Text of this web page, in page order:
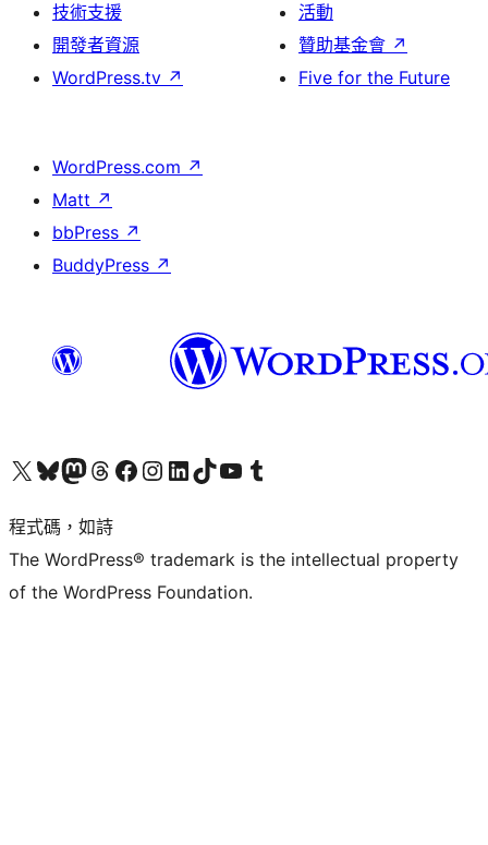
技術支援
開發者資源
WordPress.tv ↗
活動
贊助基金會 ↗
Five for the Future
WordPress.com ↗
Matt ↗
bbPress ↗
BuddyPress ↗
查看我們的 X (之前的 Twitter) 帳號造訪我們的 Bluesky 帳號造訪我們的 Mastodon 帳號造訪我們的 Threads 帳號 造訪我們的 Facebook 粉絲專頁Visit our Instagram account
Visit our LinkedIn account
造訪我們的 TikTok 帳號Visit our YouTube channel
造訪我們的 Tumblr 帳號
程式碼，如詩
The WordPress® trademark is the intellectual property
of the WordPress Foundation.